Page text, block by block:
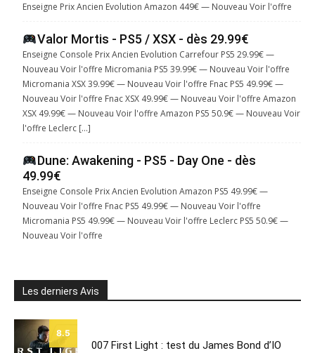
Enseigne Prix Ancien Evolution Amazon 449€ — Nouveau Voir l'offre
Valor Mortis - PS5 / XSX - dès 29.99€
Enseigne Console Prix Ancien Evolution Carrefour PS5 29.99€ —
Nouveau Voir l'offre Micromania PS5 39.99€ — Nouveau Voir l'offre
Micromania XSX 39.99€ — Nouveau Voir l'offre Fnac PS5 49.99€ —
Nouveau Voir l'offre Fnac XSX 49.99€ — Nouveau Voir l'offre Amazon
XSX 49.99€ — Nouveau Voir l'offre Amazon PS5 50.9€ — Nouveau Voir
l'offre Leclerc […]
Dune: Awakening - PS5 - Day One - dès
49.99€
Enseigne Console Prix Ancien Evolution Amazon PS5 49.99€ —
Nouveau Voir l'offre Fnac PS5 49.99€ — Nouveau Voir l'offre
Micromania PS5 49.99€ — Nouveau Voir l'offre Leclerc PS5 50.9€ —
Nouveau Voir l'offre
Les derniers Avis
8.5
007 First Light : test du James Bond d’IO